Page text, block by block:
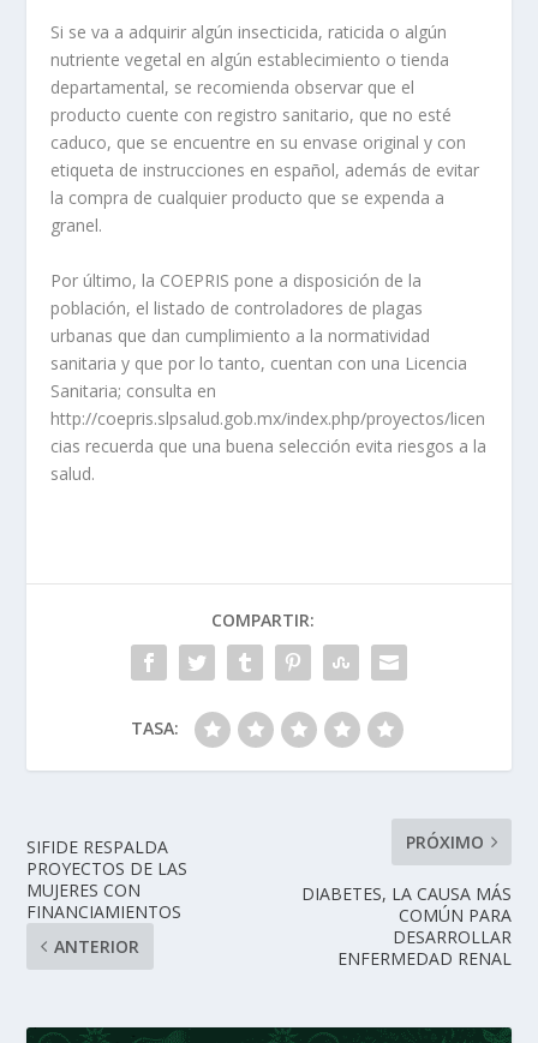
Si se va a adquirir algún insecticida, raticida o algún
nutriente vegetal en algún establecimiento o tienda
departamental, se recomienda observar que el
producto cuente con registro sanitario, que no esté
caduco, que se encuentre en su envase original y con
etiqueta de instrucciones en español, además de evitar
la compra de cualquier producto que se expenda a
granel.
Por último, la COEPRIS pone a disposición de la
población, el listado de controladores de plagas
urbanas que dan cumplimiento a la normatividad
sanitaria y que por lo tanto, cuentan con una Licencia
Sanitaria; consulta en
http://coepris.slpsalud.gob.mx/index.php/proyectos/licen
cias recuerda que una buena selección evita riesgos a la
salud.
COMPARTIR:
TASA:
SIFIDE RESPALDA
PROYECTOS DE LAS
MUJERES CON
FINANCIAMIENTOS
ANTERIOR
PRÓXIMO
DIABETES, LA CAUSA MÁS
COMÚN PARA
DESARROLLAR
ENFERMEDAD RENAL